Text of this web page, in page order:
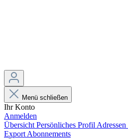
Menü schließen
Ihr Konto
Anmelden
Übersicht Persönliches Profil Adressen
Export Abonnements